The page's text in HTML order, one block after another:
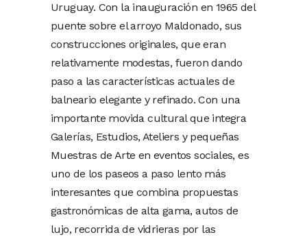
Uruguay. Con la inauguración en 1965 del
puente sobre el arroyo Maldonado, sus
construcciones originales, que eran
relativamente modestas, fueron dando
paso a las características actuales de
balneario elegante y refinado. Con una
importante movida cultural que integra
Galerías, Estudios, Ateliers y pequeñas
Muestras de Arte en eventos sociales, es
uno de los paseos a paso lento más
interesantes que combina propuestas
gastronómicas de alta gama, autos de
lujo, recorrida de vidrieras por las